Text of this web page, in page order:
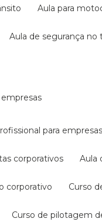
aula para
aula de segurança
empresas
para
corporativos
corporativo curso
curso de pilotagem